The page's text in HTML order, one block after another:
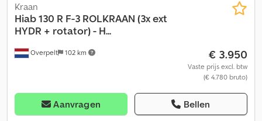
Overpelt 102 km
Kraan
Hiab130 R F-3 ROLKRAAN (3x ext
HYDR + rotator) - H...
€ 3.950
Vaste prijs excl. btw
(€ 4.780 bruto)
Aanvragen Bellen